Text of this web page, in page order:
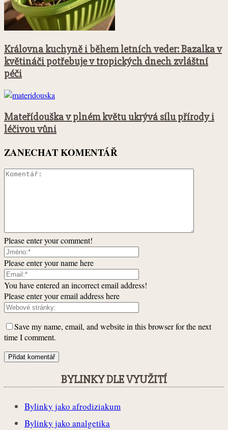
Královna kuchyně i během letních veder: Bazalka v
květináči potřebuje v tropických dnech zvláštní
péči
Mateřídouška v plném květu ukrývá sílu přírody i
léčivou vůni
ZANECHAT KOMENTÁŘ
Please enter your comment!
Please enter your name here
You have entered an incorrect email address!
Please enter your email address here
Save my name, email, and website in this browser for the next
time I comment.
BYLINKY DLE VYUŽITÍ
Bylinky jako afrodiziakum
Bylinky jako analgetika